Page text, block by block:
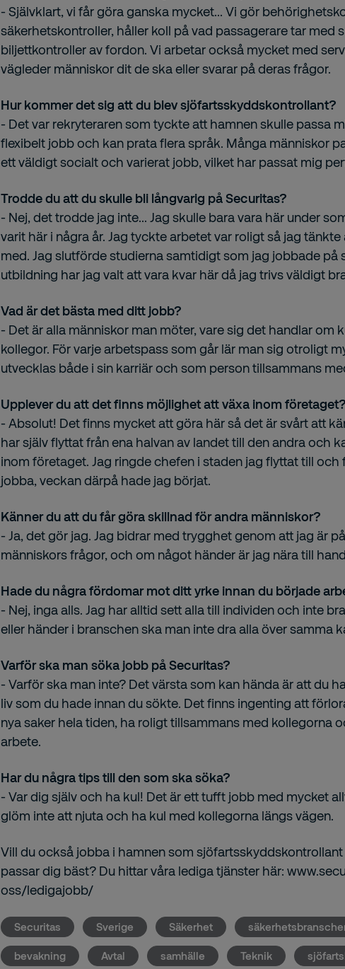
- Självklart, vi får göra ganska mycket... Vi gör
säkerhetskontroller, håller koll på vad passagerare tar med
biljettkontroller av fordon. Vi arbetar också mycket med
vägleder människor dit de ska eller svarar på deras frågor.
Hur kommer det sig att du blev sjöfartsskyddskontrollant?
- Det var rekryteraren som tyckte att hamnen skulle passa
flexibelt jobb och kan prata flera språk. Många människor
ett väldigt socialt och varierat jobb, vilket har passat mig
Trodde du att du skulle bli långvarig på Securitas?
- Nej, det trodde jag inte... Jag skulle bara vara här under
varit här i några år. Jag tyckte arbetet var roligt så jag
med. Jag slutförde studierna samtidigt som jag jobbade på
utbildning har jag valt att vara kvar här då jag trivs väldigt
Vad är det bästa med ditt jobb?
- Det är alla människor man möter, vare sig det handlar om
kollegor. För varje arbetspass som går lär man sig otroligt
utvecklas både i sin karriär och som person tillsammans
Upplever du att det finns möjlighet att växa inom företaget?
- Absolut! Det finns mycket att göra här så det är svårt att
har själv flyttat från ena halvan av landet till den andra och
inom företaget. Jag ringde chefen i staden jag flyttat till
jobba, veckan därpå hade jag börjat.
Känner du att du får göra skillnad för andra människor?
- Ja, det gör jag. Jag bidrar med trygghet genom att jag är
människors frågor, och om något händer är jag nära till
Hade du några fördomar mot ditt yrke innan du började
- Nej, inga alls. Jag har alltid sett alla till individen och inte
eller händer i branschen ska man inte dra alla över samma
Varför ska man söka jobb på Securitas?
- Varför ska man inte? Det värsta som kan hända är att du
liv som du hade innan du sökte. Det finns ingenting att
nya saker hela tiden, ha roligt tillsammans med kollegorna
arbete.
Har du några tips till den som ska söka?
- Var dig själv och ha kul! Det är ett tufft jobb med mycket
glöm inte att njuta och ha kul med kollegorna längs vägen.
Vill du också jobba i hamnen som
passar dig bäst? Du hittar våra lediga tjänster här:
oss/ledigajobb/
Securitas Sverige Säkerhet
bevakning Avtal samhälle Teknik